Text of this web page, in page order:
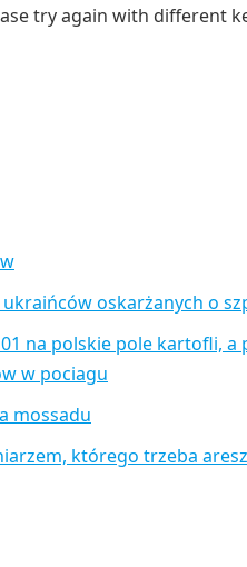
try again with different
oskarżanych o
na polskie pole kartofli,
w pociagu
mossadu
którego trzeba